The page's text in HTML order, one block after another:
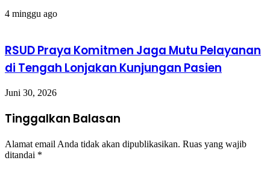
4 minggu ago
RSUD Praya Komitmen Jaga Mutu Pelayanan
di Tengah Lonjakan Kunjungan Pasien
Juni 30, 2026
Tinggalkan Balasan
Alamat email Anda tidak akan dipublikasikan. Ruas yang wajib
ditandai *